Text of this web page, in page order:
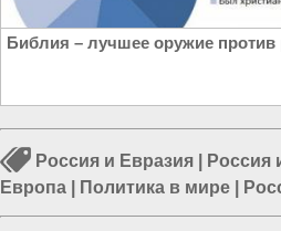
Библия – лучшее оружие против
Россия и Евразия Россия
Европа
Политика в мире
Политика в России|Власть в